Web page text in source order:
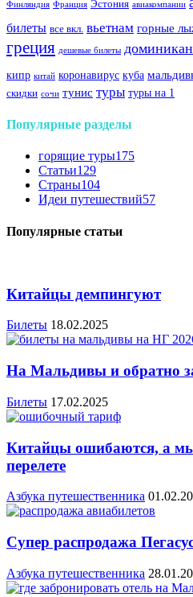
Финляндия Франция Эстония авиакомпании
билеты все вкл. вьетнам горные
греция дешевые билеты
кипр китай коронавирус куба
скидки сочи тунис туры туры на 1
Популярные разделы
горящие туры175
Статьи129
Страны104
Идеи путешествий57
Популярные статьи
Китайцы демпингуют
Билеты 18.02.2025
На Мальдивы и обратно
Билеты 17.02.2025
Китайцы ошибаются, а
перелете
Азбука путешественника
Супер распродажа
Азбука путешественника